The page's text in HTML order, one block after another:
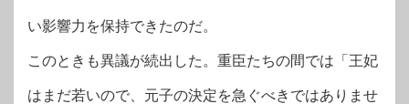
い影響力を保持できたのだ。
このときも異議が続出した。重臣たちの間では「王妃
はまだ若いので、元子の決定を急ぐべきではありませ